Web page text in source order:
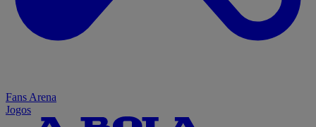
Fans Arena
Jogos